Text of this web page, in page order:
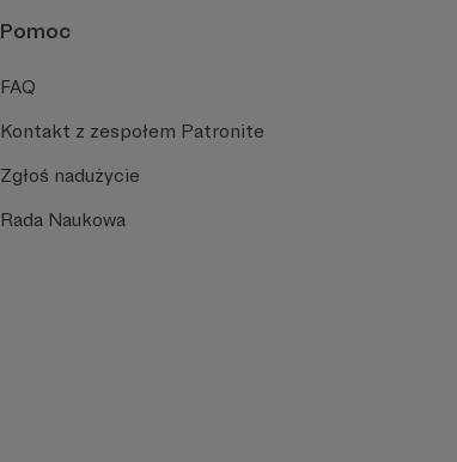
Pomoc
FAQ
Kontakt z zespołem Patronite
Zgłoś nadużycie
Rada Naukowa